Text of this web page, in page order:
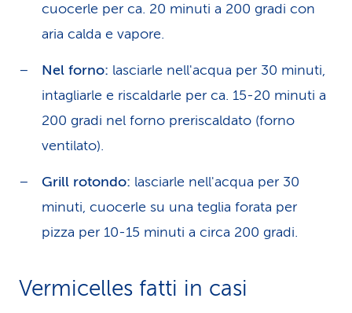
cuocerle per ca. 20 minuti a 200 gradi con
aria calda e vapore.
Nel forno: lasciarle nell'acqua per 30 minuti,
intagliarle e riscaldarle per ca. 15-20 minuti a
200 gradi nel forno preriscaldato (forno
ventilato).
Grill rotondo: lasciarle nell'acqua per 30
minuti, cuocerle su una teglia forata per
pizza per 10-15 minuti a circa 200 gradi.
Vermicelles fatti in casi